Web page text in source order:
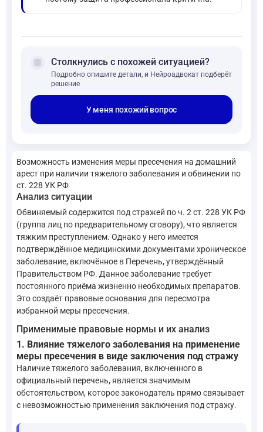
forum Столкнулись с похожей ситуацией?
Подробно опишите детали, и Нейроадвокат подберёт
решение
У меня похожий вопрос
Возможность изменения меры пресечения на домашний
арест при наличии тяжелого заболевания и обвинении по
ст. 228 УК РФ
Анализ ситуации
Обвиняемый содержится под стражей по ч. 2 ст. 228 УК РФ
(группа лиц по предварительному сговору), что является
тяжким преступлением. Однако у него имеется
подтверждённое медицинскими документами хроническое
заболевание, включённое в Перечень, утверждённый
Правительством РФ. Данное заболевание требует
постоянного приёма жизненно необходимых препаратов.
Это создаёт правовые основания для пересмотра
избранной меры пресечения.
Применимые правовые нормы и их анализ
1. Влияние тяжелого заболевания на применение
меры пресечения в виде заключения под стражу
Наличие тяжелого заболевания, включенного в
официальный перечень, является значимым
обстоятельством, которое законодатель прямо связывает
с невозможностью применения заключения под стражу.